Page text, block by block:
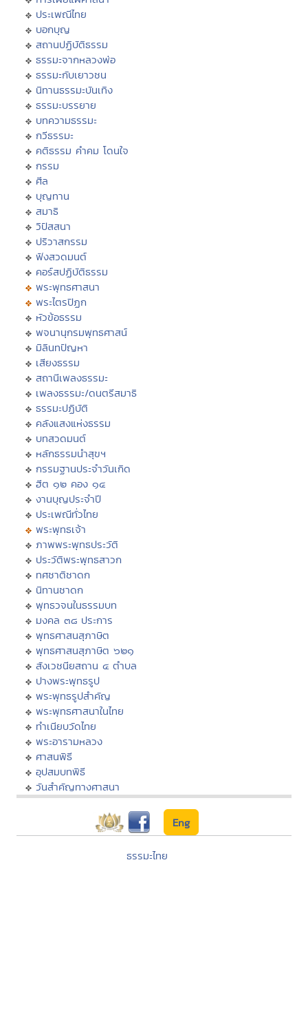
ประเพณีไทย
บอกบุญ
สถานปฏิบัติธรรม
ธรรมะจากหลวงพ่อ
ธรรมะกับเยาวชน
นิทานธรรมะบันเทิง
ธรรมะบรรยาย
บทความธรรมะ
กวีธรรมะ
คติธรรม คำคม โดนใจ
กรรม
ศีล
บุญทาน
สมาธิ
วิปัสสนา
ปริวาสกรรม
ฟังสวดมนต์
คอร์สปฏิบัติธรรม
พระพุทธศาสนา
พระไตรปิฏก
หัวข้อธรรม
พจนานุกรมพุทธศาสน์
มิลินทปัญหา
เสียงธรรม
สถานีเพลงธรรมะ
เพลงธรรมะ/ดนตรีสมาธิ
ธรรมะปฏิบัติ
คลังแสงแห่งธรรม
บทสวดมนต์
หลักธรรมนำสุขฯ
กรรมฐานประจำวันเกิด
ฮีต ๑๒ คอง ๑๔
งานบุญประจำปี
ประเพณีทั่วไทย
พระพุทธเจ้า
ภาพพระพุทธประวัติ
ประวัติพระพุทธสาวก
ทศชาติชาดก
นิทานชาดก
พุทธวจนในธรรมบท
มงคล ๓๘ ประการ
พุทธศาสนสุภาษิต
พุทธศาสนสุภาษิต ๖๒๑
สังเวชนียสถาน ๔ ตำบล
ปางพระพุทธรูป
พระพุทธรูปสำคัญ
พระพุทธศาสนาในไทย
ทำเนียบวัดไทย
พระอารามหลวง
ศาสนพิธี
อุปสมบทพิธี
วันสำคัญทางศาสนา
Eng
ธรรมะไทย